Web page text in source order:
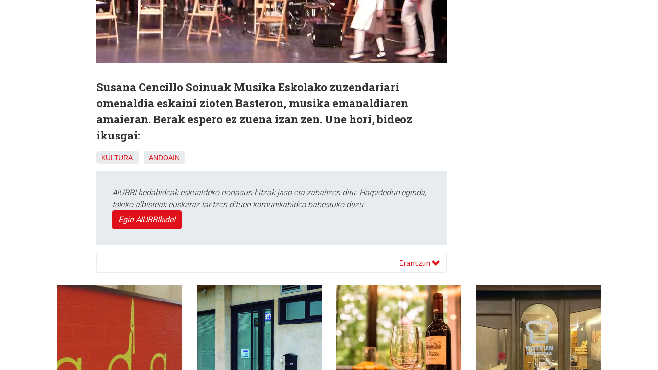
Susana Cencillo Soinuak Musika Eskolako zuzendariari
omenaldia eskaini zioten Basteron, musika emanaldiaren
amaieran. Berak espero ez zuena izan zen. Une hori, bideoz
ikusgai:
KULTURA ANDOAIN
AIURRI hedabideak eskualdeko nortasun hitzak jaso eta zabaltzen ditu. Harpidedun eginda,
tokiko albisteak euskaraz lantzen dituen komunikabidea babestuko duzu.
Egin AIURRIkide!
Erantzun